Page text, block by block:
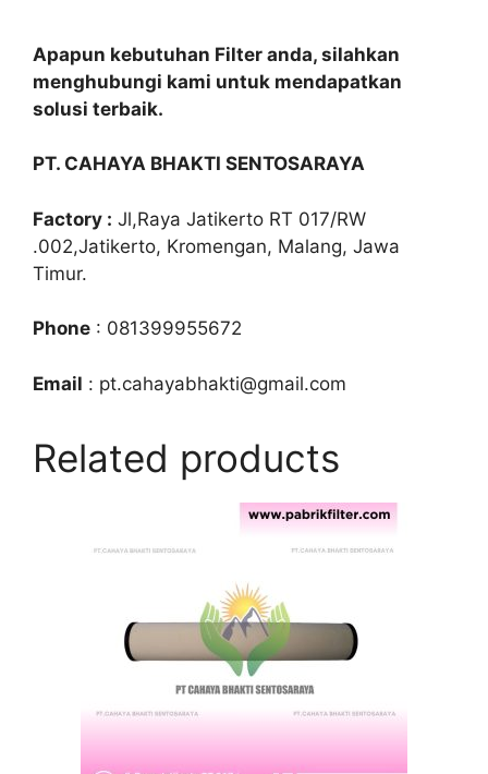
Apapun kebutuhan Filter anda, silahkan
menghubungi kami untuk mendapatkan
solusi terbaik.
PT. CAHAYA BHAKTI SENTOSARAYA
Factory : Jl,Raya Jatikerto RT 017/RW
.002,Jatikerto, Kromengan, Malang, Jawa
Timur.
Phone : 081399955672
Email : pt.cahayabhakti@gmail.com
Related products